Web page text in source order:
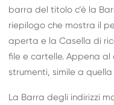
barra del titolo c’è la
riepilogo che mostra il
aperta e la Casella di
file e cartelle. Appena al
strumenti, simile a
La Barra degli indirizzi